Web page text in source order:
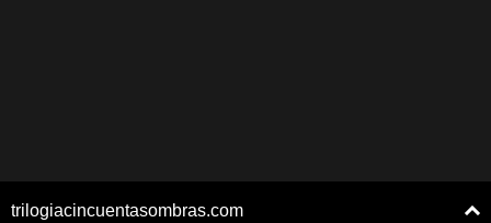
trilogiacincuentasombras.com